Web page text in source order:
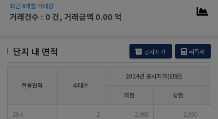
최근 6개월 거래량
거래건수 : 0 건, 거래금액 0.00 억
단지 내 면적 공시지가 취득세
전용면적 세대수
2024년 공시지가(만원)
하한 상한
29.4 2 2,990 2,990